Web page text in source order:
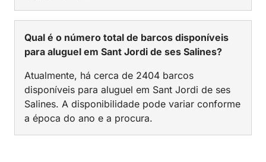
Qual é o número total de barcos disponíveis
para aluguel em Sant Jordi de ses Salines?
Atualmente, há cerca de 2404 barcos
disponíveis para aluguel em Sant Jordi de ses
Salines. A disponibilidade pode variar conforme
a época do ano e a procura.